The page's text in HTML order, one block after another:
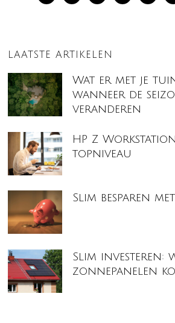
LAATSTE ARTIKELEN
Wat er met je
wanneer de
veranderen
HP Z
topniveau
Slim besparen
Slim investeren:
zonnepanelen